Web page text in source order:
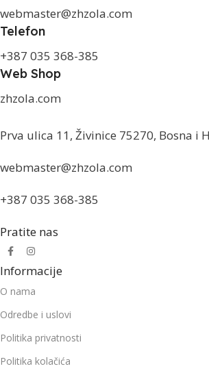
webmaster@zhzola.com
Telefon
+387 035 368-385
Web Shop
zhzola.com
Prva ulica 11, Živinice 75270, Bosna i
webmaster@zhzola.com
+387 035 368-385
Pratite nas
Informacije
O nama
Odredbe i uslovi
Politika privatnosti
Politika kolačića